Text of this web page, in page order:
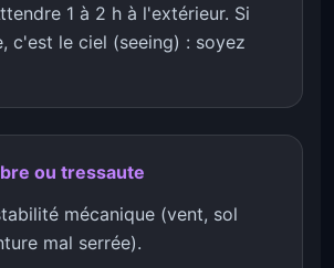
1 à 2 h à l'extérieur. Si
c'est le ciel (seeing) : soyez
ou tressaute
mécanique (vent, sol
mal serrée).